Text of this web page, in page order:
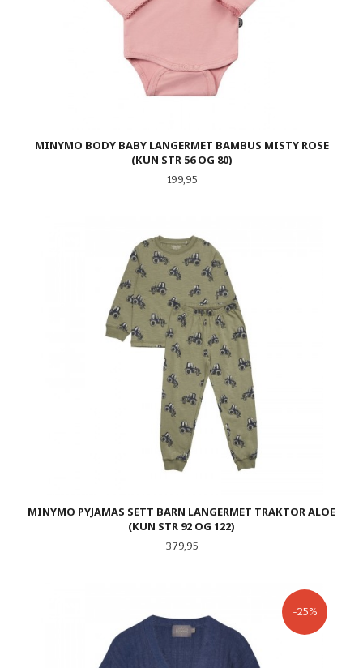
MINYMO BODY BABY LANGERMET BAMBUS MISTY ROSE
(KUN STR 56 OG 80)
Pris
199,95
MINYMO PYJAMAS SETT BARN LANGERMET TRAKTOR ALOE
(KUN STR 92 OG 122)
Pris
379,95
-25%